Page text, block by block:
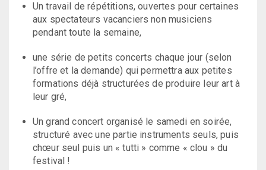
Un travail de répétitions, ouvertes pour certaines
aux spectateurs vacanciers non musiciens
pendant toute la semaine,
une série de petits concerts chaque jour (selon
l’offre et la demande) qui permettra aux petites
formations déjà structurées de produire leur art à
leur gré,
Un grand concert organisé le samedi en soirée,
structuré avec une partie instruments seuls, puis
chœur seul puis un « tutti » comme « clou » du
festival !